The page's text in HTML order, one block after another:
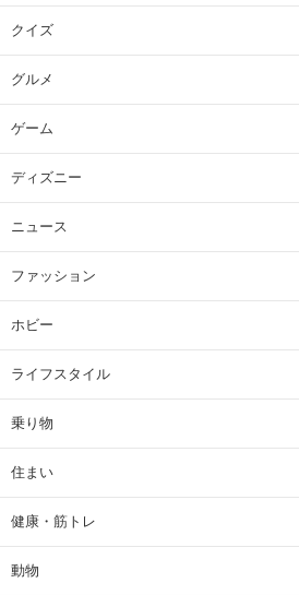
クイズ
グルメ
ゲーム
ディズニー
ニュース
ファッション
ホビー
ライフスタイル
乗り物
住まい
健康・筋トレ
動物